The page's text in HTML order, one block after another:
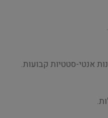
אנטי-סטטיות קבועות.